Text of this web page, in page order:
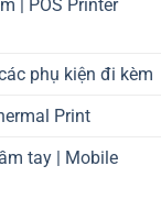
| POS Printer
phụ kiện đi kèm
Print
tay | Mobile